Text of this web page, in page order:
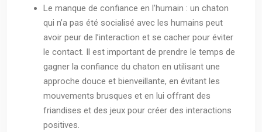
Le manque de confiance en l’humain : un chaton
qui n’a pas été socialisé avec les humains peut
avoir peur de l’interaction et se cacher pour éviter
le contact. Il est important de prendre le temps de
gagner la confiance du chaton en utilisant une
approche douce et bienveillante, en évitant les
mouvements brusques et en lui offrant des
friandises et des jeux pour créer des interactions
positives.